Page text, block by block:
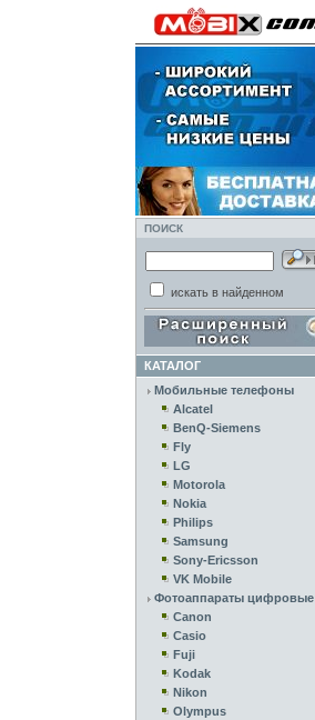
ПОИСК
искать в найденном
КАТАЛОГ
Мобильные телефоны
Alcatel
BenQ-Siemens
Fly
LG
Motorola
Nokia
Philips
Samsung
Sony-Ericsson
VK Mobile
Фотоаппараты цифровые
Canon
Casio
Fuji
Kodak
Nikon
Olympus